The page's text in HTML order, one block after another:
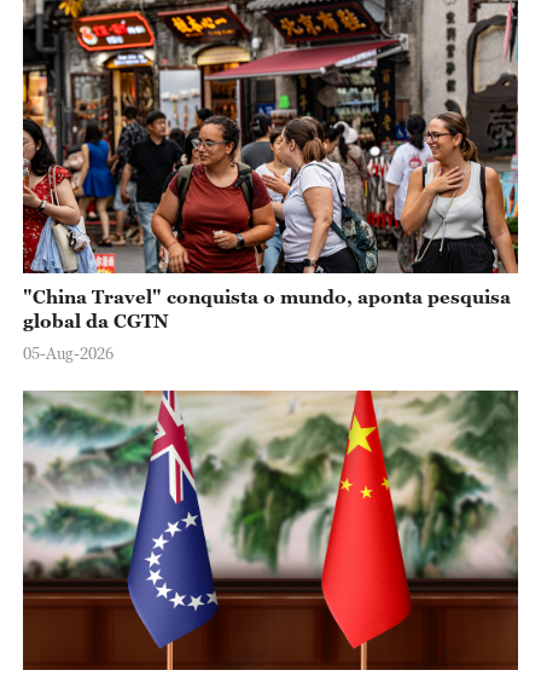
"China Travel" conquista o mundo, aponta pesquisa
global da CGTN
05-Aug-2026